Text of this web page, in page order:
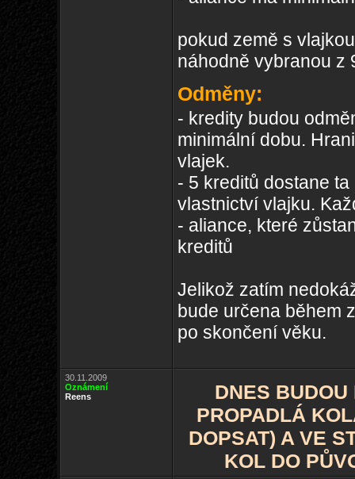
pokud země s
náhodně vybranou z
Odměny:
- kredity budou
minimální dobu.
vlajek.
- 5 kreditů dostane
vlastnictví vlajku.
- aliance, které
kreditů
Jelikož zatím
bude určena během
po skončení věku.
30.11.2009
Oznámení
Reens
DNES
PROPADLÁ
DOPSAT) A VE
KOL DO